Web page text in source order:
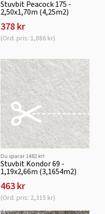
Stuvbit Peacock 175 -
2,50x1,70m (4,25m2)
378 kr
(Ord. pris: 1,886 kr)
Du sparar 1482 kr!
Stuvbit Kondor 69 -
1,19x2,66m (3,1654m2)
463 kr
(Ord. pris: 2,315 kr)